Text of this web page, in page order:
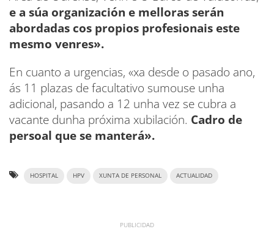
e a súa organización e melloras serán
abordadas cos propios profesionais este
mesmo venres».
En cuanto a urgencias, «xa desde o pasado ano,
ás 11 plazas de facultativo sumouse unha
adicional, pasando a 12 unha vez se cubra a
vacante dunha próxima xubilación. Cadro de
persoal que se manterá».
HOSPITAL HPV XUNTA DE PERSONAL ACTUALIDAD